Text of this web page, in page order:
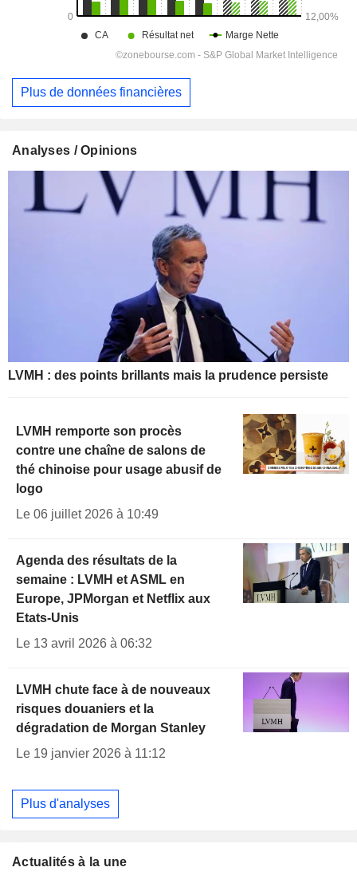
Plus de données financières
Analyses / Opinions
LVMH : des points brillants mais la prudence persiste
LVMH remporte son procès
contre une chaîne de salons de
thé chinoise pour usage abusif de
logo
Le 06 juillet 2026 à 10:49
Agenda des résultats de la
semaine : LVMH et ASML en
Europe, JPMorgan et Netflix aux
Etats-Unis
Le 13 avril 2026 à 06:32
LVMH chute face à de nouveaux
risques douaniers et la
dégradation de Morgan Stanley
Le 19 janvier 2026 à 11:12
Plus d'analyses
Actualités à la une